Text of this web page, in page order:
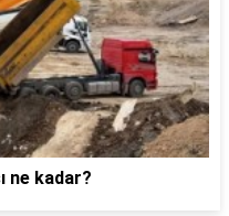
ne kadar?